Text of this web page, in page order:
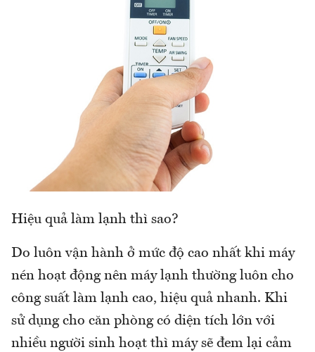
Hiệu quả làm lạnh thì sao?
Do luôn vận hành ở mức độ cao nhất khi máy
nén hoạt động nên máy lạnh thường luôn cho
công suất làm lạnh cao, hiệu quả nhanh. Khi
sử dụng cho căn phòng có diện tích lớn với
nhiều người sinh hoạt thì máy sẽ đem lại cảm